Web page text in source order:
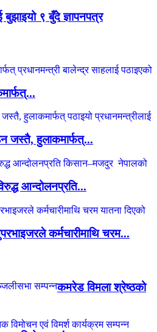
९ बुँदे ज्ञापनपत्र
जस्तै, हुलाकमार्फत्...
आन्दोलनप्रति...
कर्मचारीमाथि चरम...
कमरेड विमला श्रेष्ठको